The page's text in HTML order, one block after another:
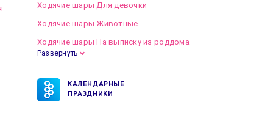
Ходячие шары Для девочки
Ходячие шары Животные
Ходячие шары На выписку из роддома
Развернуть
КАЛЕНДАРНЫЕ
ПРАЗДНИКИ